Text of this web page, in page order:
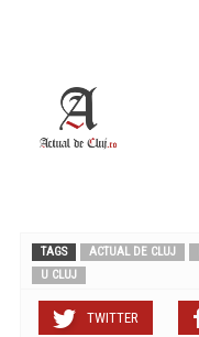
TAGS ACTUAL DE CLUJ
U CLUJ
TWITTER